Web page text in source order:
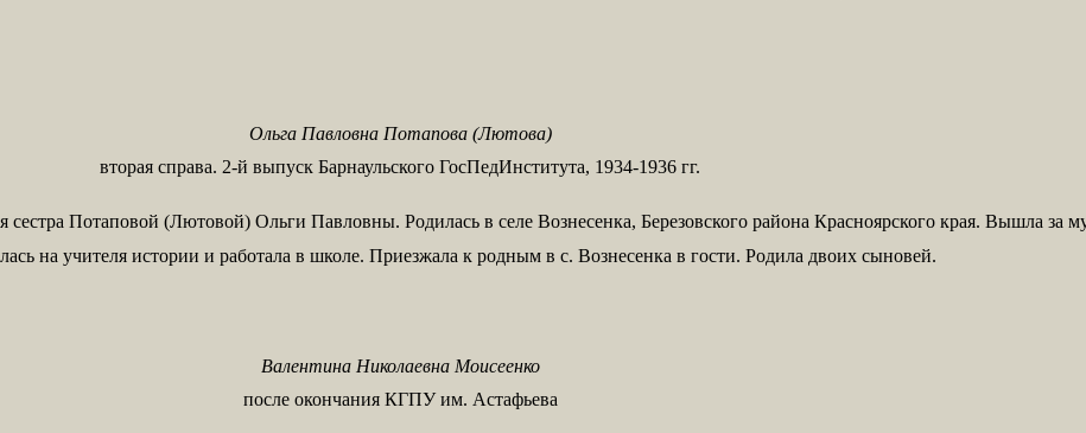
Ольга Павловна Потапова (Лютова)
вторая справа. 2-й выпуск Барнаульского ГосПедИнститута, 1934-1936 гг.
сестра Потаповой (Лютовой) Ольги Павловны. Родилась в селе Вознесенка, Березовского района Красноярского края. Вышла за
на учителя истории и работала в школе. Приезжала к родным в с. Вознесенка в гости. Родила двоих сыновей.
Валентина Николаевна Моисеенко
после окончания КГПУ им. Астафьева